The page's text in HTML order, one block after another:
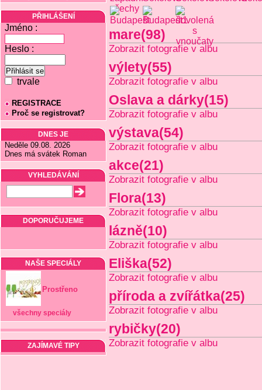
PŘIHLÁŠENÍ
Jméno :
Heslo :
trvale
REGISTRACE
Proč se registrovat?
DNES JE
Neděle 09.08. 2026
Dnes má svátek Roman
VYHLEDÁVÁNÍ
DOPORUČUJEME
NAŠE SPECIÁLY
Prostřeno
všechny speciály
ZAJÍMAVÉ TIPY
mare(98)
Zobrazit fotografie v albu
výlety(55)
Zobrazit fotografie v albu
Oslava a dárky(15)
Zobrazit fotografie v albu
výstava(54)
Zobrazit fotografie v albu
akce(21)
Zobrazit fotografie v albu
Flora(13)
Zobrazit fotografie v albu
lázně(10)
Zobrazit fotografie v albu
Eliška(52)
Zobrazit fotografie v albu
příroda a zvířátka(25)
Zobrazit fotografie v albu
rybičky(20)
Zobrazit fotografie v albu